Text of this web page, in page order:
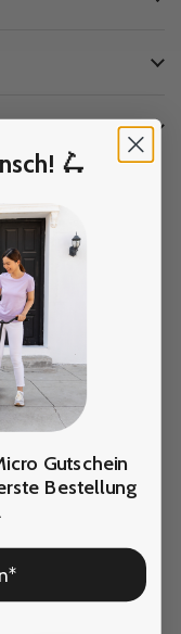
🛴
Gutschein
Bestellung